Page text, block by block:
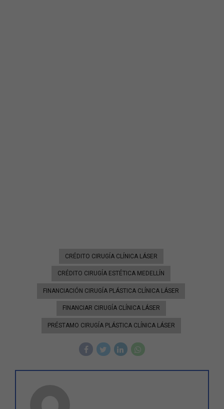
CRÉDITO CIRUGÍA CLÍNICA LÁSER
CRÉDITO CIRUGÍA ESTÉTICA MEDELLÍN
FINANCIACIÓN CIRUGÍA PLÁSTICA CLÍNICA LÁSER
FINANCIAR CIRUGÍA CLÍNICA LÁSER
PRÉSTAMO CIRUGÍA PLÁSTICA CLÍNICA LÁSER